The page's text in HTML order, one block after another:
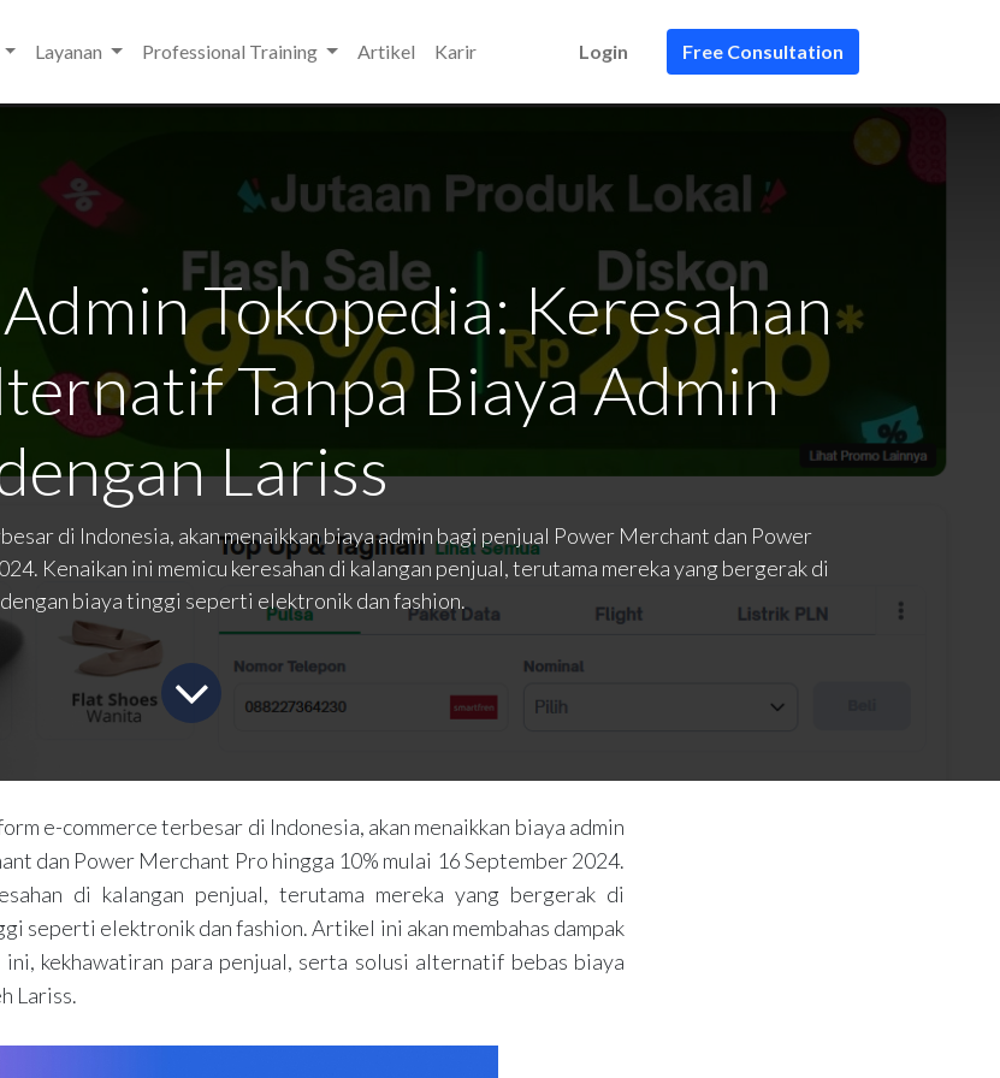
Layanan Professional Training Artikel Karir Login Free Consultation
Tokopedia: Keresahan
Tanpa Biaya Admin
Lariss
di Indonesia, akan menaikkan biaya admin bagi penjual Power Merchant dan Power
Kenaikan ini memicu keresahan di kalangan penjual, terutama mereka yang bergerak di
biaya tinggi seperti elektronik dan fashion.
e-commerce terbesar di Indonesia, akan menaikkan biaya admin
dan Power Merchant Pro hingga 10% mulai 16 September 2024.
di kalangan penjual, terutama mereka yang bergerak di
seperti elektronik dan fashion. Artikel ini akan membahas dampak
ini, kekhawatiran para penjual, serta solusi alternatif bebas biaya
Lariss.